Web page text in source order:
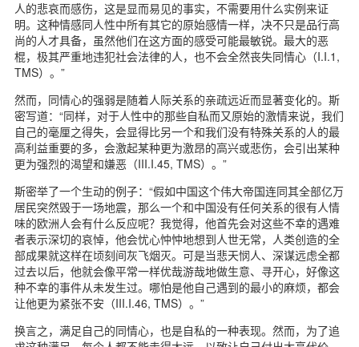
人的悲哀而感伤，这是显而易见的事实，不需要用什么实例来证
明。这种情感同人性中所有其它的原始感情一样，决不只是品行高
尚的人才具备，虽然他们在这方面的感受可能最敏锐。最大的恶
棍，极其严重地违犯社会法律的人，也不会全然丧失同情心（I.I.1,
TMS）。”
然而，同情心的强弱是随着人际关系的亲疏远近而显著变化的。斯
密写道：“同样，对于人性中的那些自私而又原始的激情来说，我们
自己的毫厘之得失，会显得比另一个和我们没有特殊关系的人的最
高利益重要的多，会激起某种更为激昂的高兴或悲伤，会引出某种
更为强烈的渴望和嫌恶（III.I.45, TMS）。”
斯密举了一个生动的例子：“假如中国这个伟大帝国连同其全部亿万
居民突然毁于一场地震，那么一个和中国没有任何关系的很有人情
味的欧洲人会有什么反应呢？我觉得，他首先会对这些不幸的遇难
者表示深切的哀悼，他会忧心忡忡地想到人世无常，人类创造的全
部成果就这样在顷刻间灰飞烟灭。可是当悲天悯人、深谋远虑全都
过去以后，他就会像平常一样优哉游哉地做生意、寻开心，好像这
种不幸的事件从未发生过。哪怕是他自己遇到的最小的麻烦，都会
让他更为紧张不安（III.I.46, TMS）。”
换言之，满足自己的同情心，也是自私的一种表现。然而，为了追